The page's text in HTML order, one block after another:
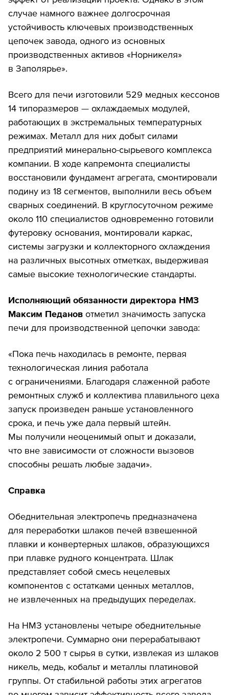
случае намного важнее долгосрочная
устойчивость ключевых производственных
цепочек завода, одного из основных
производственных активов «Норникеля»
в Заполярье».
Всего для печи изготовили 529 медных кессонов
14 типоразмеров — охлаждаемых модулей,
работающих в экстремальных температурных
режимах. Металл для них добыт силами
предприятий минерально-сырьевого комплекса
компании. В ходе капремонта специалисты
восстановили фундамент агрегата, смонтировали
подину из 18 сегментов, выполнили весь объем
сварных соединений. В круглосуточном режиме
около 110 специалистов одновременно готовили
футеровку основания, монтировали каркас,
системы загрузки и коллекторного охлаждения
на различных высотных отметках, выдерживая
самые высокие технологические стандарты.
Исполняющий обязанности директора НМЗ
Максим Педановотметил значимость запуска
печи для производственной цепочки завода:
«Пока печь находилась в ремонте, первая
технологическая линия работала
с ограничениями. Благодаря слаженной работе
ремонтных служб и коллектива плавильного цеха
запуск произведен раньше установленного
срока, и печь уже дала первый штейн.
Мы получили неоценимый опыт и доказали,
что вне зависимости от сложности вызовов
способны решать любые задачи».
Справка
Обеднительная электропечь предназначена
для переработки шлаков печей взвешенной
плавки и конвертерных шлаков, образующихся
при плавке рудного концентрата. Шлак
представляет собой смесь нецелевых
компонентов с остатками ценных металлов,
не извлеченных на предыдущих переделах.
На НМЗ установлены четыре обеднительные
электропечи. Суммарно они перерабатывают
около 2 500 т сырья в сутки, извлекая из шлаков
никель, медь, кобальт и металлы платиновой
группы. От стабильной работы этих агрегатов